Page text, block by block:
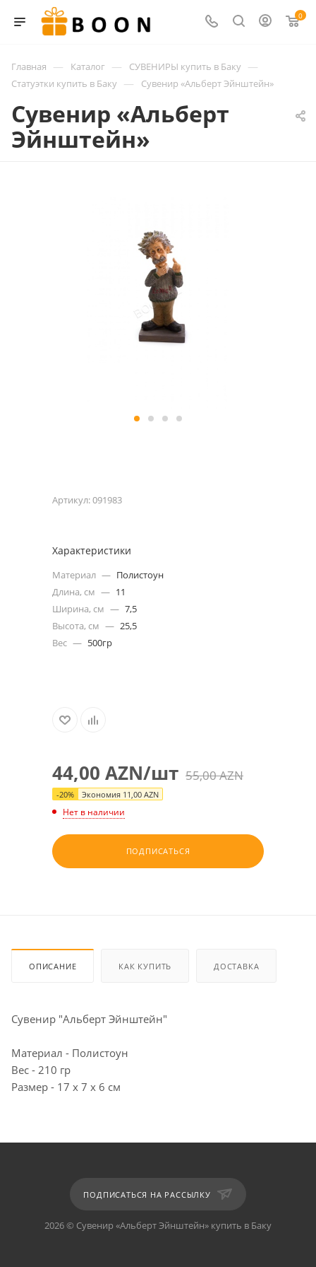
0
Главная — Каталог — СУВЕНИРЫ купить в Баку —
Статуэтки купить в Баку — Сувенир «Альберт Эйнштейн»
Сувенир «Альберт
Эйнштейн»
Артикул:091983
Характеристики
Материал — Полистоун
Длина, см — 11
Ширина, см — 7,5
Высота, см — 25,5
Вес — 500гр
44,00 AZN/шт 55,00AZN
-20% Экономия 11,00 AZN
Нет в наличии
ПОДПИСАТЬСЯ
ОПИСАНИЕ КАК КУПИТЬ ДОСТАВКА
Сувенир "Альберт Эйнштейн"
Материал - Полистоун
Вес - 210 гр
Размер - 17 х 7 х 6 см
ПОДПИСАТЬСЯ НА РАССЫЛКУ
2026 © Сувенир «Альберт Эйнштейн» купить в Баку